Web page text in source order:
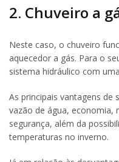
2. Chuveiro a
Neste caso, o chuveiro
aquecedor a gás. Para o
sistema hidráulico com
As principais vantagens de
vazão de água, economia,
segurança, além da
temperaturas no inverno.